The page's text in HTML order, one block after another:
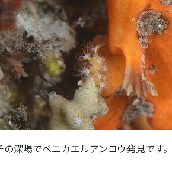
の深場でベニカエルアンコウ発見です。